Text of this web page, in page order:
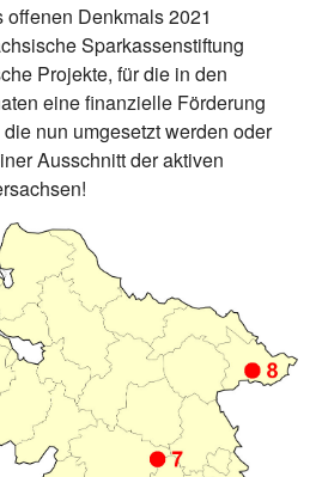
Denkmals 2021
Sparkassenstiftung
Projekte, für die in den
eine finanzielle Förderung
nun umgesetzt werden oder
Ausschnitt der aktiven